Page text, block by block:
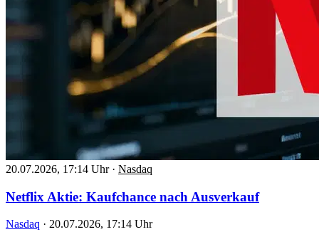
20.07.2026, 17:14 Uhr · Nasdaq
Netflix Aktie: Kaufchance nach Ausverkauf
Nasdaq · 20.07.2026, 17:14 Uhr